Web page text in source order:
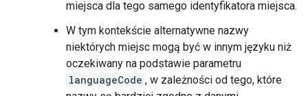
miejsca dla tego samego identyfikatora miejsca.
W tym kontekście alternatywne nazwy
niektórych miejsc mogą być w innym języku niż
oczekiwany na podstawie parametru
languageCode , w zależności od tego, które